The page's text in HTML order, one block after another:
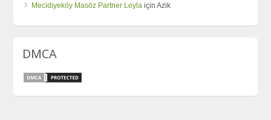
Mecidiyeköy Masöz Partner Leyla içinAzik
DMCA